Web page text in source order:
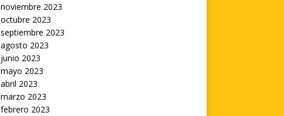
noviembre 2023
octubre 2023
septiembre 2023
agosto 2023
junio 2023
mayo 2023
abril 2023
marzo 2023
febrero 2023